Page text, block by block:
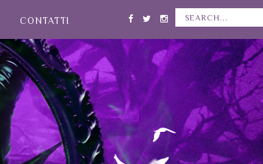
CONTATTI